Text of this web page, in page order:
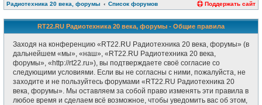
Радиотехника 20 века, форумы Список форумов Поддержать сайт
RT22.RU Радиотехника 20 века, форумы - Общие правила
Заходя на конференцию «RT22.RU Радиотехника 20 века, форумы» (в
дальнейшем «мы», «наш», «RT22.RU Радиотехника 20 века,
форумы», «http://rt22.ru»), вы подтверждаете своё согласие со
следующими условиями. Если вы не согласны с ними, пожалуйста, не
заходите и не пользуйтесь форумами «RT22.RU Радиотехника 20
века, форумы». Мы оставляем за собой право изменять эти правила в
любое время и сделаем всё возможное, чтобы уведомить вас об этом,